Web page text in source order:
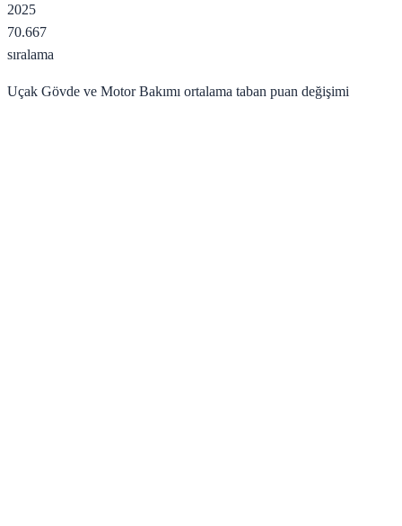
2025
70.667
sıralama
Uçak Gövde ve Motor Bakımı ortalama taban puan değişimi